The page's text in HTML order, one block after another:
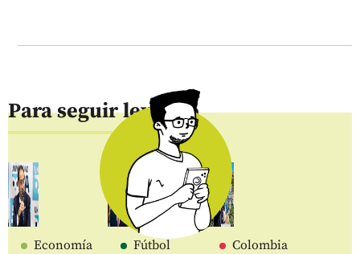
Para seguir leyendo
Economía Fútbol Colombia